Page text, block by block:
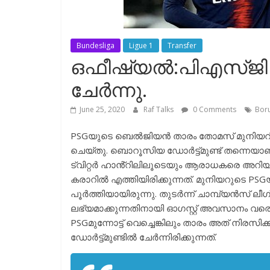
Bundesliga Ligue 1 Transfer
ഒഫീഷ്യൽ:പിഎസ്ജി
ചേർന്നു.
June 25, 2020 Raf Talks 0 Comments
PSGയുടെ ബെൽജിയൻ താരം തോമസ്
ചെയ്തു. ബൊറൂസിയ ഡോർട്ട്മുണ്ട്
ട്വിറ്റർ ഹാൻ്റിലിലൂടെയും ആരാധകരെ
കരാറിൽ എത്തിയിരിക്കുന്നത്. മുനിയറുടെ
പൂർത്തിയായിരുന്നു. തുടർന്ന് ചാമ്പ്യൻസ്
ലഭ്യമാക്കുന്നതിനായി ഓഗസ്റ്റ് അവസാനം
PSGമുന്നോട്ട് വെച്ചെങ്കിലും താരം അത്
ഡോർട്ട്മുണ്ടിൽ ചേർന്നിരിക്കുന്നത്.